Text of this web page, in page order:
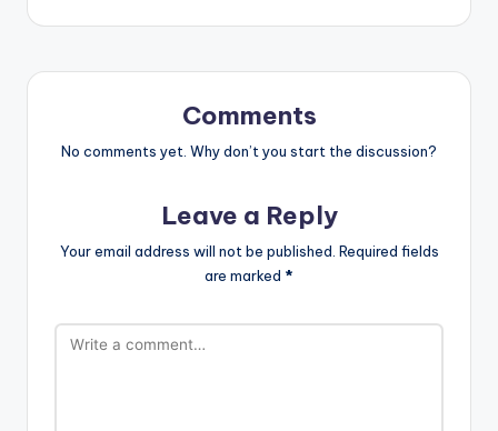
Comments
No comments yet. Why don’t you start the discussion?
Leave a Reply
Your email address will not be published. Required fields
are marked *